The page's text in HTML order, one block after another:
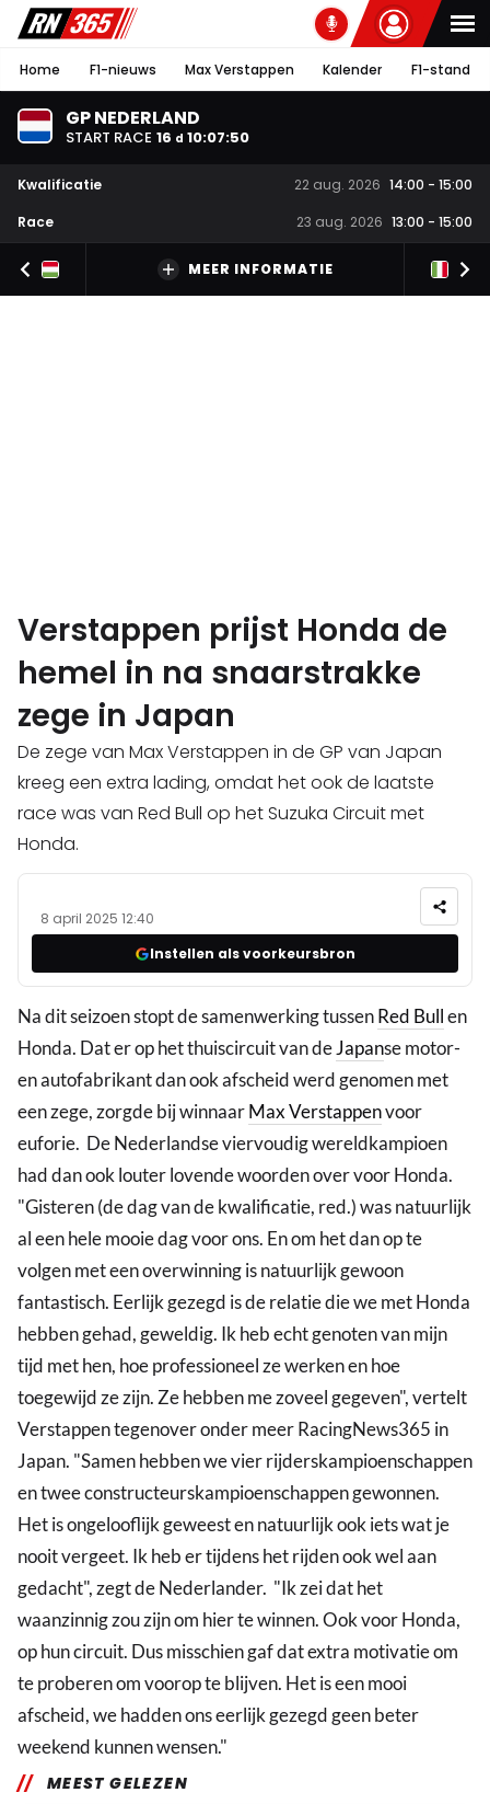
Home F1-nieuws Max Verstappen Kalender F1-stand
GP NEDERLAND
START RACE 16 d 10:07:49
Kwalificatie 22 aug. 2026 14:00 - 15:00
Race
23 aug. 2026 13:00 - 15:00
MEER INFORMATIE
Verstappen prijst Honda de
hemel in na snaarstrakke
zege in Japan
De zege van Max Verstappen in de GP van Japan
kreeg een extra lading, omdat het ook de laatste
race was van Red Bull op het Suzuka Circuit met
Honda.
8 april 2025 12:40
Instellen als voorkeursbron
Na dit seizoen stopt de samenwerking tussenRed Bullen
Honda. Dat er op het thuiscircuit van deJapanse motor-
en autofabrikant dan ook afscheid werd genomen met
een zege, zorgde bij winnaarMax Verstappenvoor
euforie. De Nederlandse viervoudig wereldkampioen
had dan ook louter lovende woorden over voor Honda.
"Gisteren (de dag van de kwalificatie, red.) was natuurlijk
al een hele mooie dag voor ons. En om het dan op te
volgen met een overwinning is natuurlijk gewoon
fantastisch. Eerlijk gezegd is de relatie die we met Honda
hebben gehad, geweldig. Ik heb echt genoten van mijn
tijd met hen, hoe professioneel ze werken en hoe
toegewijd ze zijn. Ze hebben me zoveel gegeven", vertelt
Verstappen tegenover onder meer RacingNews365 in
Japan. "Samen hebben we vier rijderskampioenschappen
en twee constructeurskampioenschappen gewonnen.
Het is ongelooflijk geweest en natuurlijk ook iets wat je
nooit vergeet. Ik heb er tijdens het rijden ook wel aan
gedacht", zegt de Nederlander. "Ik zei dat het
waanzinnig zou zijn om hier te winnen. Ook voor Honda,
op hun circuit. Dus misschien gaf dat extra motivatie om
te proberen om voorop te blijven. Het is een mooi
afscheid, we hadden ons eerlijk gezegd geen beter
weekend kunnen wensen."
MEEST GELEZEN